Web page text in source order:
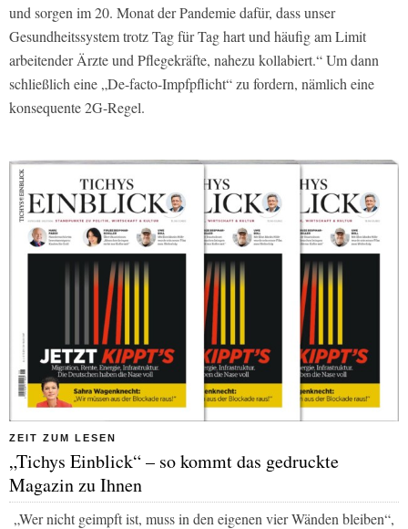
und sorgen im 20. Monat der Pandemie dafür, dass unser
Gesundheitssystem trotz Tag für Tag hart und häufig am Limit
arbeitender Ärzte und Pflegekräfte, nahezu kollabiert.“ Um dann
schließlich eine „De-facto-Impfpflicht“ zu fordern, nämlich eine
konsequente 2G-Regel.
ZEIT ZUM LESEN
„Tichys Einblick“ – so kommt das gedruckte
Magazin zu Ihnen
„Wer nicht geimpft ist, muss in den eigenen vier Wänden bleiben“,